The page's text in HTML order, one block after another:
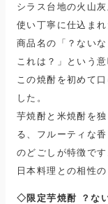
シラス台地の火山
使い丁寧に仕込まれ
商品名の「？ない
これは？」という意
この焼酎を初めて
した。
芋焼酎と米焼酎を
る、フルーティな
のどごしが特徴です
日本料理との相性
◇限定芋焼酎 ？な